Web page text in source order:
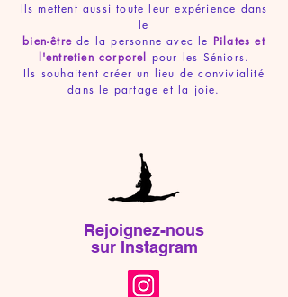
Ils mettent aussi toute leur expérience dans
le
bien-être de la personne avec le Pilates et
l'entretien corporel pour les Séniors.
Ils souhaitent créer un lieu de convivialité
dans le partage et la joie.
Rejoignez-nous
sur Instagram